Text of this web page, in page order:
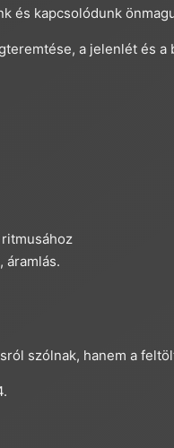
és kapcsolódunk
a jelenlét és
áramlás.
szólnak, hanem a